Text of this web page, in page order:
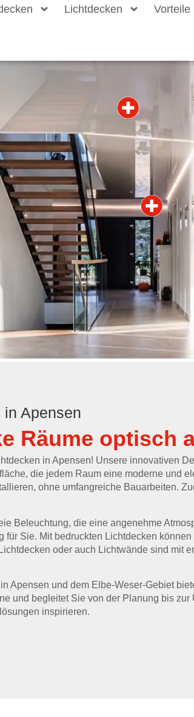
Lichtdecken Vorteile
Apensen
Räume optisch
in Apensen! Unsere innovativen
die jedem Raum eine moderne und
ohne umfangreiche Bauarbeiten.
Beleuchtung, die eine angenehme
Sie. Mit bedruckten Lichtdecken
oder auch Lichtwände sind mit
Apensen und dem Elbe-Weser-Gebiet
und begleitet Sie von der Planung bis
inspirieren.